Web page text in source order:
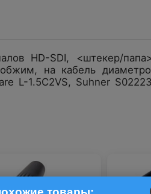
HD-SDI, <штекер/
обжим, на кабель
L-1.5C2VS, Suhner